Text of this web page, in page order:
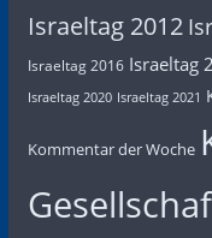
Israeltag 2012
Israeltag 2016 Israeltag
Israeltag 2020 Israeltag 2021
Kommentar der Woche